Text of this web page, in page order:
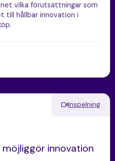
vilka förutsättningar som
till hållbar innovation i
Inspelning
innovation